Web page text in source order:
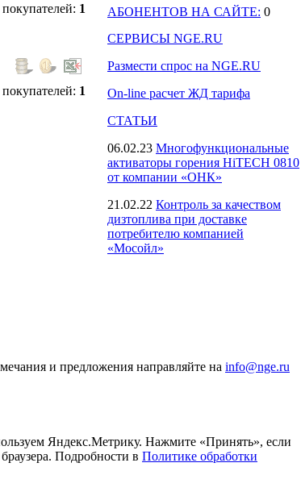
1
1
АБОНЕНТОВ НА САЙТЕ: 0
СЕРВИСЫ NGE.RU
Размести спрос на NGE.RU
On-line расчет ЖД тарифа
СТАТЬИ
06.02.23 Многофункциональные
активаторы горения HiTECH 0810
от компании «ОНК»
21.02.22 Контроль за качеством
дизтоплива при доставке
потребителю компанией
«Мосойл»
и предложения направляйте на info@nge.ru
Яндекс.Метрику. Нажмите «Принять», если
Подробности в Политике обработки